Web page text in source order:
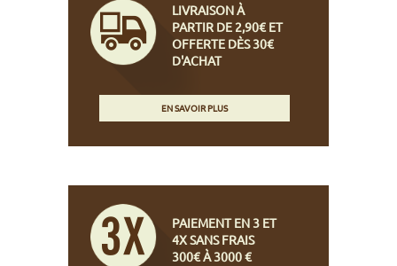
LIVRAISON À
PARTIR DE 2,90€ ET
OFFERTE DÈS 30€
D'ACHAT
EN SAVOIR PLUS
PAIEMENT EN 3 ET
4X SANS FRAIS
300€ À 3000 €